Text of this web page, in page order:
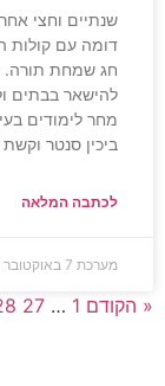
שנתיים וחצי
דומה עם קולות
חג שמחת תורה.
להישאר בבתים
מחר לימודים
ביכין סנטר
לכתבה המלאה
מערכת 7 באוקטובר 2023
« הקודם 1
…
27